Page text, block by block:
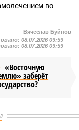
во
Вячеслав Буйнов
08.07.2026 09:59
08.07.2026 09:59
«Восточную
заберёт
0